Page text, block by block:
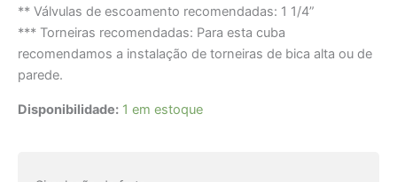
** Válvulas de escoamento recomendadas: 1 1/4”
*** Torneiras recomendadas: Para esta cuba
recomendamos a instalação de torneiras de bica alta ou de
parede.
Disponibilidade: 1 em estoque